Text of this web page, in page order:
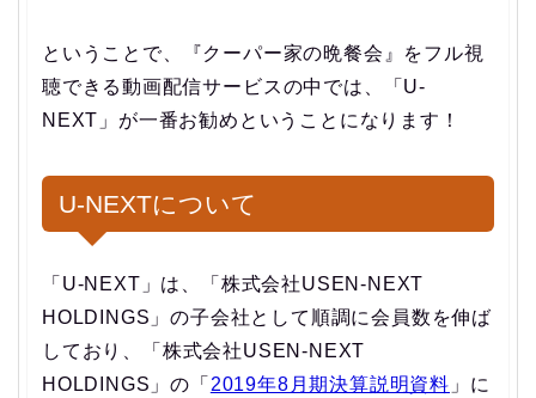
ということで、
『クーパー家の晩餐会』をフル視
聴できる動画配信サービスの中では、「U-
NEXT」が一番お勧めということになります！
U-NEXTについて
「U-NEXT」は、「株式会社USEN-NEXT
HOLDINGS」の子会社として順調に会員数を伸ば
しており、「株式会社USEN-NEXT
HOLDINGS」の「 2019年8月期決算説明資料 」に